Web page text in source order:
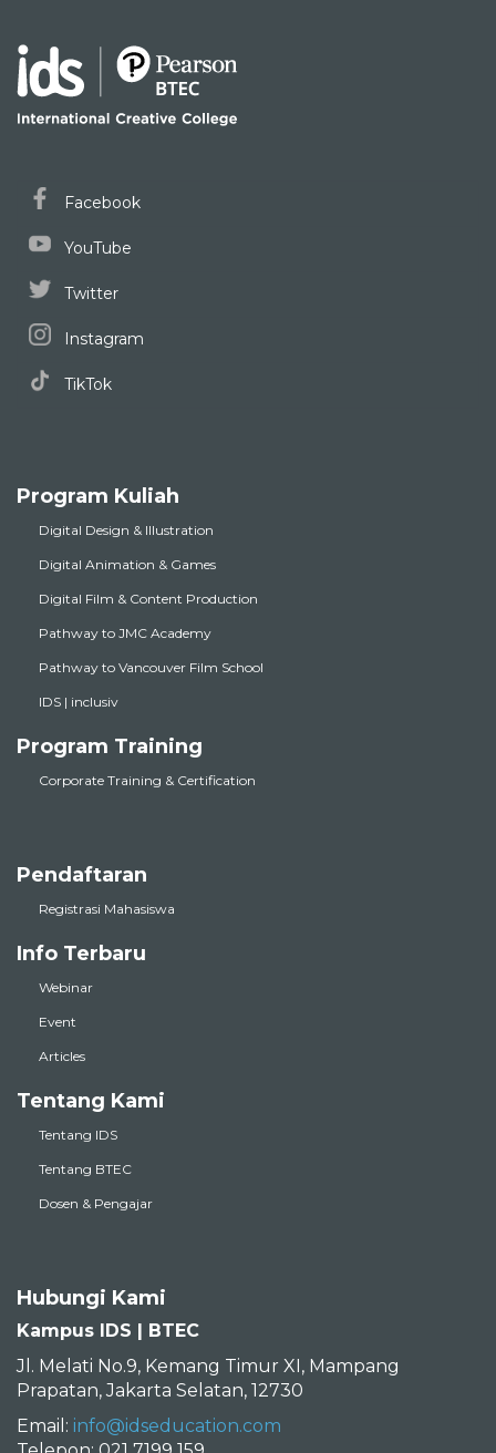
Facebook
YouTube
Twitter
Instagram
TikTok
Program Kuliah
Digital Design & Illustration
Digital Animation & Games
Digital Film & Content Production
Pathway to JMC Academy
Pathway to Vancouver Film School
IDS | inclusiv
Program Training
Corporate Training & Certification
Pendaftaran
Registrasi Mahasiswa
Info Terbaru
Webinar
Event
Articles
Tentang Kami
Tentang IDS
Tentang BTEC
Dosen & Pengajar
Hubungi Kami
Kampus IDS | BTEC
Jl. Melati No.9, Kemang Timur XI, Mampang
Prapatan, Jakarta Selatan, 12730
Email: info@idseducation.com